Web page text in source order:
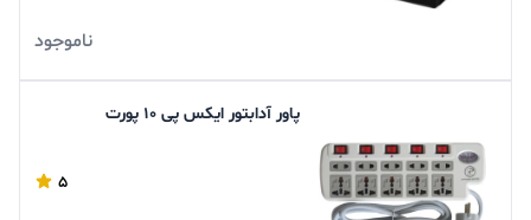
ناموجود
پاور آدابتور ایکس پی 10 پورت
5